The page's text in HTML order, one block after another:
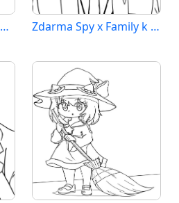
Zdarma Tisknutelné Spy x Family Zdarma Spy x Family k Tisku